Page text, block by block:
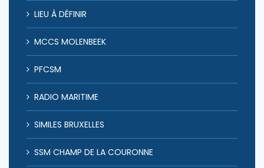
LIEU À DÉFINIR
MCCS MOLENBEEK
PFCSM
RADIO MARITIME
SIMILES BRUXELLES
SSM CHAMP DE LA COURONNE